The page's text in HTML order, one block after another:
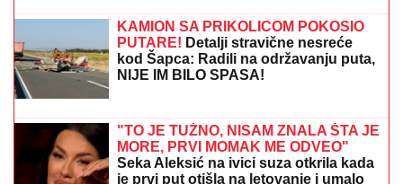
"Otac je napustio majku jer je nije
voleo, a onda je ona pozajmljivala
novac!" Ovo je istina o odrastanju
Dina Merlina